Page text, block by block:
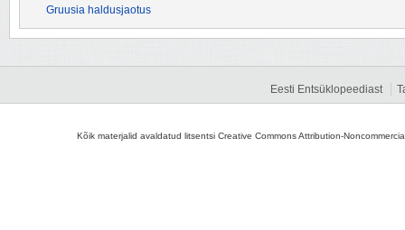
Gruusia haldusjaotus
Eesti Entsüklopeediast
Kõik materjalid avaldatud litsentsi Creative Commons Attribution-